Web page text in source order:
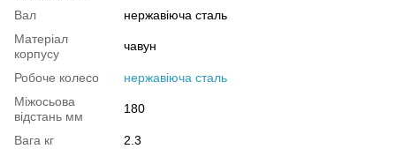
Вал
нержавіюча сталь
Матеріал
корпусу
чавун
Робоче колесо
нержавіюча сталь
Міжосьова
відстань мм
180
Вага кг
2.3